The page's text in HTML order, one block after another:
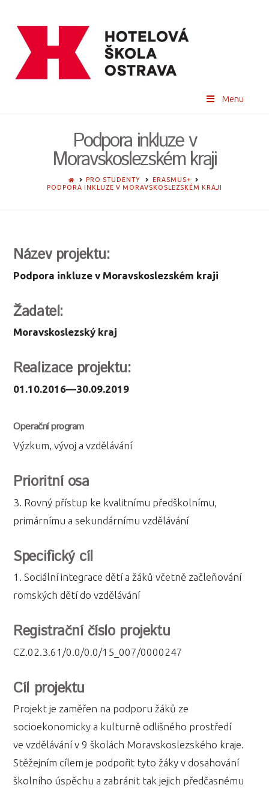
Menu
Podpora inkluze v
Moravskoslezském kraji
HOMEPRO STUDENTY
ERASMUS+
PODPORA INKLUZE V MORAVSKOSLEZSKÉM KRAJI
Název projektu:
Podpora inkluze v Moravskoslezském kraji
Žadatel:
Moravskoslezský kraj
Realizace projektu:
01.10.2016—30.09.2019
Operační program
Výzkum, vývoj a vzdělávání
Prioritní osa
3. Rovný přístup ke kvalitnímu předškolnímu,
primárnímu a sekundárnímu vzdělávání
Specifický cíl
1. Sociální integrace dětí a žáků včetně začleňování
romských dětí do vzdělávání
Registrační číslo projektu
CZ.02.3.61/0.0/0.0/15_007/0000247
Cíl projektu
Projekt je zaměřen na podporu žáků ze
socioekonomicky a kulturně odlišného prostředí
ve vzdělávání v 9 školách Moravskoslezského kraje.
Stěžejním cílem je podpořit tyto žáky v dosahování
školního úspěchu a zabránit tak jejich předčasnému